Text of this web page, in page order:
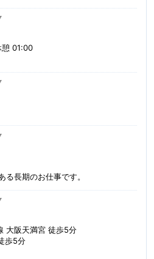
01:00
長期のお仕事です。
大阪天満宮 徒歩5分
歩5分